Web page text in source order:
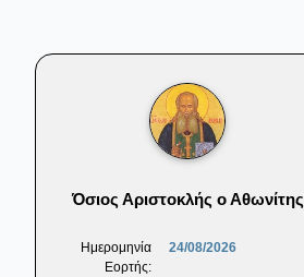
Όσιος Αριστοκλής ο Αθωνίτης
Ημερομηνία
Εορτής:
24/08/2026